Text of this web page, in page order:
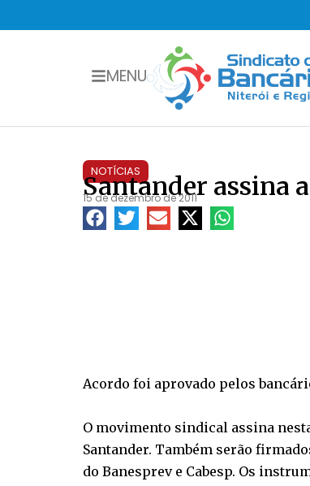
MENU
NOTÍCIAS
Santander assina
15 de dezembro de 2011
Acordo foi aprovado pelos
O movimento sindical assina
Santander. Também serão
do Banesprev e Cabesp. Os